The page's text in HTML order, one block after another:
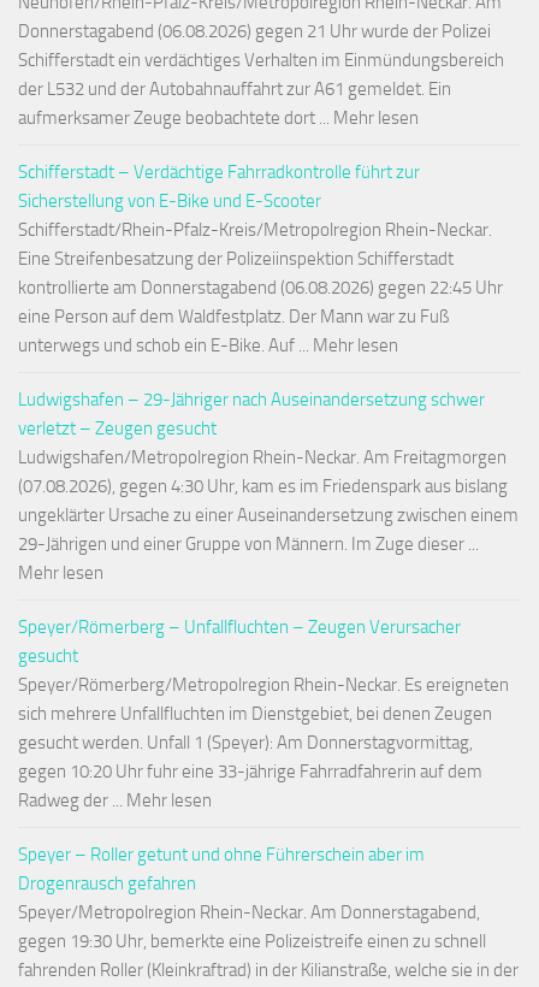
Donnerstagabend (06.08.2026) gegen 21 Uhr wurde der Polizei
Schifferstadt ein verdächtiges Verhalten im Einmündungsbereich
der L532 und der Autobahnauffahrt zur A61 gemeldet. Ein
aufmerksamer Zeuge beobachtete dort ... Mehr lesen
Schifferstadt – Verdächtige Fahrradkontrolle führt zur
Sicherstellung von E-Bike und E-Scooter
Schifferstadt/Rhein-Pfalz-Kreis/Metropolregion Rhein-Neckar.
Eine Streifenbesatzung der Polizeiinspektion Schifferstadt
kontrollierte am Donnerstagabend (06.08.2026) gegen 22:45 Uhr
eine Person auf dem Waldfestplatz. Der Mann war zu Fuß
unterwegs und schob ein E-Bike. Auf ... Mehr lesen
Ludwigshafen – 29-Jähriger nach Auseinandersetzung schwer
verletzt – Zeugen gesucht
Ludwigshafen/Metropolregion Rhein-Neckar. Am Freitagmorgen
(07.08.2026), gegen 4:30 Uhr, kam es im Friedenspark aus bislang
ungeklärter Ursache zu einer Auseinandersetzung zwischen einem
29-Jährigen und einer Gruppe von Männern. Im Zuge dieser ...
Mehr lesen
Speyer/Römerberg – Unfallfluchten – Zeugen Verursacher
gesucht
Speyer/Römerberg/Metropolregion Rhein-Neckar. Es ereigneten
sich mehrere Unfallfluchten im Dienstgebiet, bei denen Zeugen
gesucht werden. Unfall 1 (Speyer): Am Donnerstagvormittag,
gegen 10:20 Uhr fuhr eine 33-jährige Fahrradfahrerin auf dem
Radweg der ... Mehr lesen
Speyer – Roller getunt und ohne Führerschein aber im
Drogenrausch gefahren
Speyer/Metropolregion Rhein-Neckar. Am Donnerstagabend,
gegen 19:30 Uhr, bemerkte eine Polizeistreife einen zu schnell
fahrenden Roller (Kleinkraftrad) in der Kilianstraße, welche sie in der